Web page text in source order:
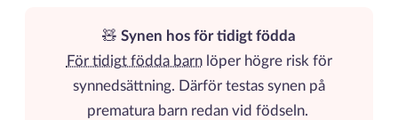
🧸 Synen hos för tidigt födda
För tidigt födda barnlöper högre risk för
synnedsättning. Därför testas synen på
prematura barn redan vid födseln.